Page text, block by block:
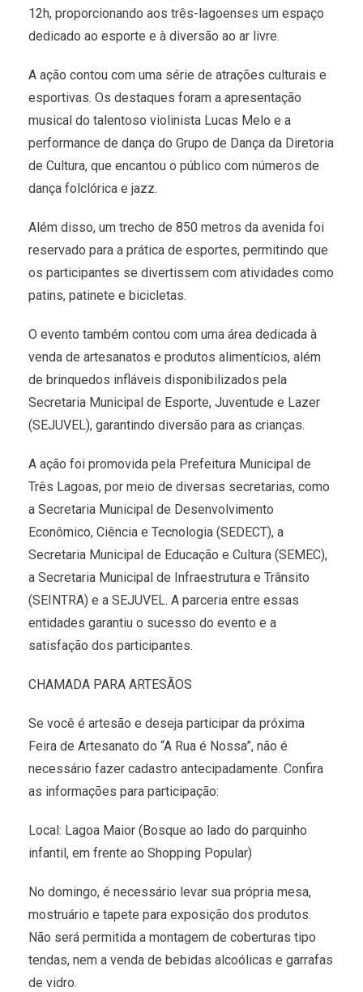
12h, proporcionando aos três-lagoenses um espaço
dedicado ao esporte e à diversão ao ar livre.
A ação contou com uma série de atrações culturais e
esportivas. Os destaques foram a apresentação
musical do talentoso violinista Lucas Melo e a
performance de dança do Grupo de Dança da Diretoria
de Cultura, que encantou o público com números de
dança folclórica e jazz.
Além disso, um trecho de 850 metros da avenida foi
reservado para a prática de esportes, permitindo que
os participantes se divertissem com atividades como
patins, patinete e bicicletas.
O evento também contou com uma área dedicada à
venda de artesanatos e produtos alimentícios, além
de brinquedos infláveis disponibilizados pela
Secretaria Municipal de Esporte, Juventude e Lazer
(SEJUVEL), garantindo diversão para as crianças.
A ação foi promovida pela Prefeitura Municipal de
Três Lagoas, por meio de diversas secretarias, como
a Secretaria Municipal de Desenvolvimento
Econômico, Ciência e Tecnologia (SEDECT), a
Secretaria Municipal de Educação e Cultura (SEMEC),
a Secretaria Municipal de Infraestrutura e Trânsito
(SEINTRA) e a SEJUVEL. A parceria entre essas
entidades garantiu o sucesso do evento e a
satisfação dos participantes.
CHAMADA PARA ARTESÃOS
Se você é artesão e deseja participar da próxima
Feira de Artesanato do “A Rua é Nossa”, não é
necessário fazer cadastro antecipadamente. Confira
as informações para participação:
Local: Lagoa Maior (Bosque ao lado do parquinho
infantil, em frente ao Shopping Popular)
No domingo, é necessário levar sua própria mesa,
mostruário e tapete para exposição dos produtos.
Não será permitida a montagem de coberturas tipo
tendas, nem a venda de bebidas alcoólicas e garrafas
de vidro.